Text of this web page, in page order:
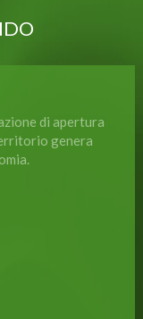
di apertura
genera